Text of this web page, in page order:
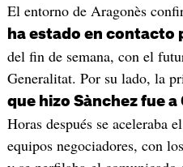
El entorno de Aragonès
ha estado en contacto
del fin de semana, con el
Generalitat. Por su lado, la
que hizo Sànchez fue
Horas después se aceleraba
equipos negociadores, con